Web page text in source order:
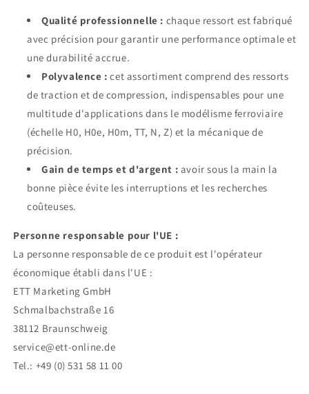
Qualité professionnelle : chaque ressort est fabriqué
avec précision pour garantir une performance optimale et
une durabilité accrue.
Polyvalence : cet assortiment comprend des ressorts
de traction et de compression, indispensables pour une
multitude d'applications dans le modélisme ferroviaire
(échelle H0, H0e, H0m, TT, N, Z) et la mécanique de
précision.
Gain de temps et d'argent : avoir sous la main la
bonne pièce évite les interruptions et les recherches
coûteuses.
Personne responsable pour l'UE :
La personne responsable de ce produit est l'opérateur
économique établi dans l'UE :
ETT Marketing GmbH
Schmalbachstraße 16
38112 Braunschweig
service@ett-online.de
Tel.: +49 (0) 531 58 11 00